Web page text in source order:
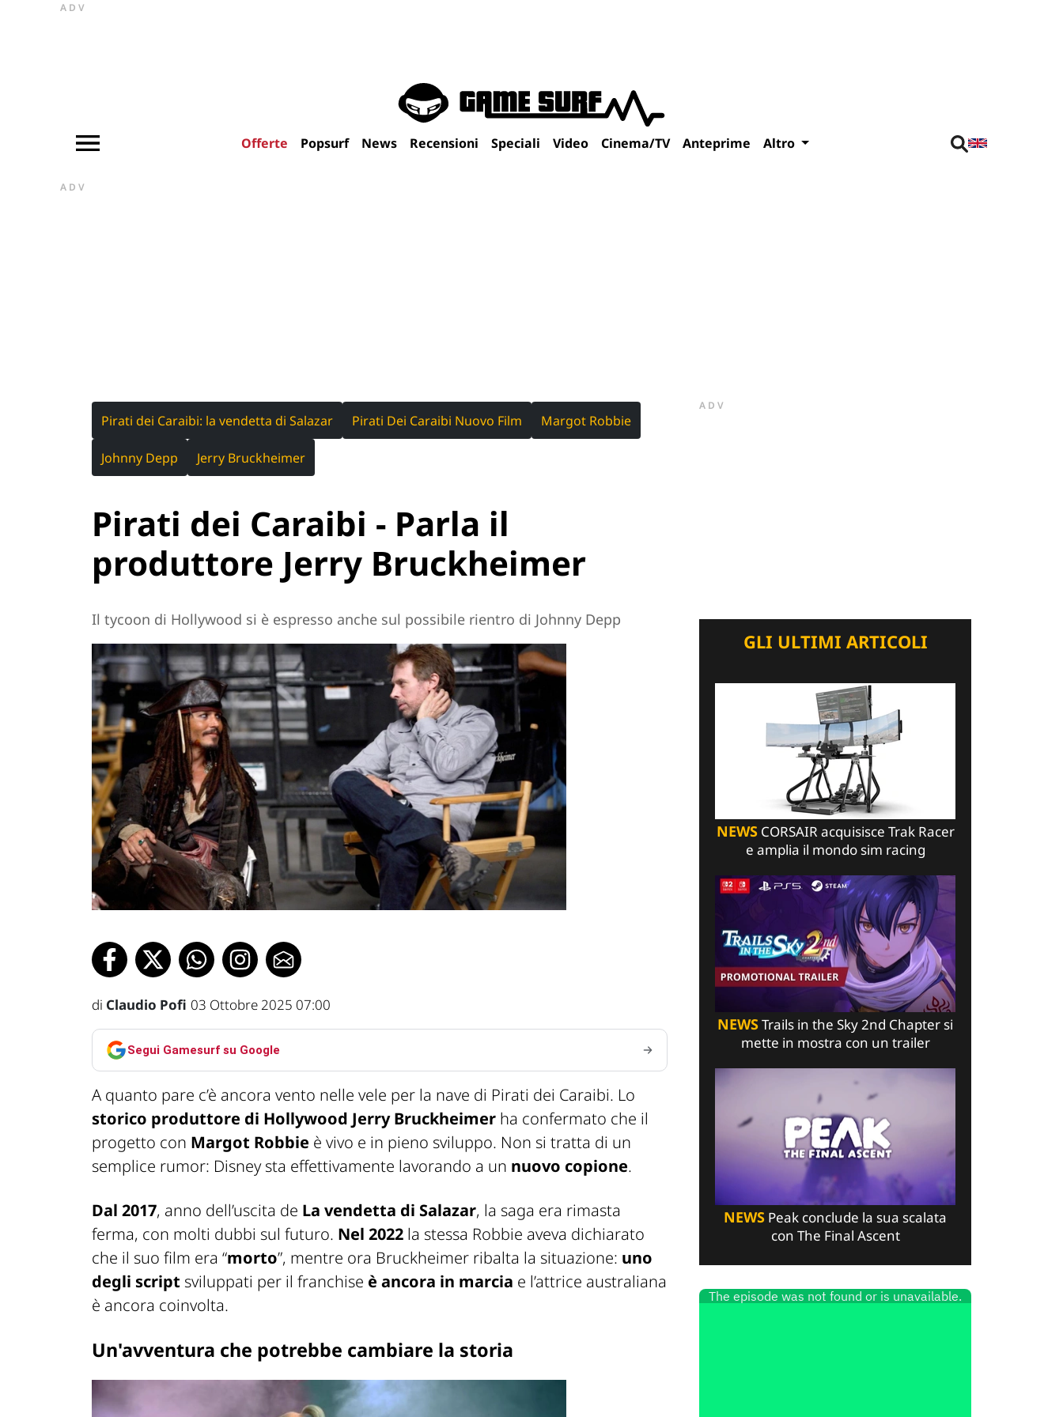
ADV
Offerte Popsurf News Recensioni Speciali Video Cinema/TV Anteprime Altro
ADV
Pirati dei Caraibi: la vendetta di Salazar Pirati Dei Caraibi Nuovo Film Margot Robbie
Johnny Depp Jerry Bruckheimer
Pirati dei Caraibi - Parla il
produttore Jerry Bruckheimer
Il tycoon di Hollywood si è espresso anche sul possibile rientro di Johnny Depp
di Claudio Pofi 03 Ottobre 2025 07:00
Segui Gamesurf su Google
A quanto pare c’è ancora vento nelle vele per la nave di Pirati dei Caraibi. Lo
storico produttore di Hollywood Jerry Bruckheimer ha confermato che il
progetto con Margot Robbie è vivo e in pieno sviluppo. Non si tratta di un
semplice rumor: Disney sta effettivamente lavorando a un nuovo copione.
Dal 2017, anno dell’uscita de La vendetta di Salazar, la saga era rimasta
ferma, con molti dubbi sul futuro. Nel 2022 la stessa Robbie aveva dichiarato
che il suo film era “morto”, mentre ora Bruckheimer ribalta la situazione: uno
degli script sviluppati per il franchise è ancora in marcia e l’attrice australiana
è ancora coinvolta.
Un'avventura che potrebbe cambiare la storia
ADV
GLI ULTIMI ARTICOLI
NEWSCORSAIR acquisisce Trak Racer
e amplia il mondo sim racing
NEWSTrails in the Sky 2nd Chapter si
mette in mostra con un trailer
NEWS Peak conclude la sua scalata
con The Final Ascent